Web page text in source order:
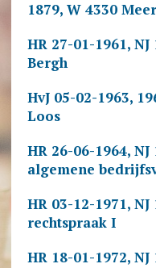
1879, W 4330
HR 27-01-1961,
Bergh
HvJ 05-02-1963,
Loos
HR 26-06-1964,
algemene
HR 03-12-1971,
rechtspraak I
HR 18-01-1972,